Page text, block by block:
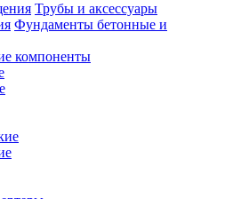
Трубы и аксессуары
Фундаменты бетонные и
компоненты